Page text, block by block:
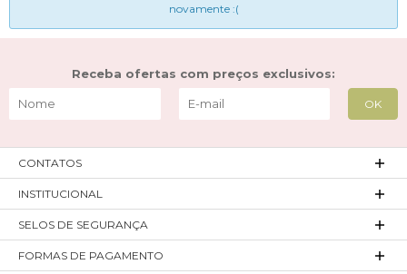
novamente :(
Receba ofertas com preços exclusivos:
CONTATOS
INSTITUCIONAL
SELOS DE SEGURANÇA
FORMAS DE PAGAMENTO